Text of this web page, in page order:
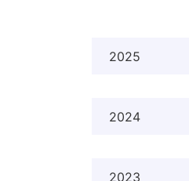
2025
2024
2023